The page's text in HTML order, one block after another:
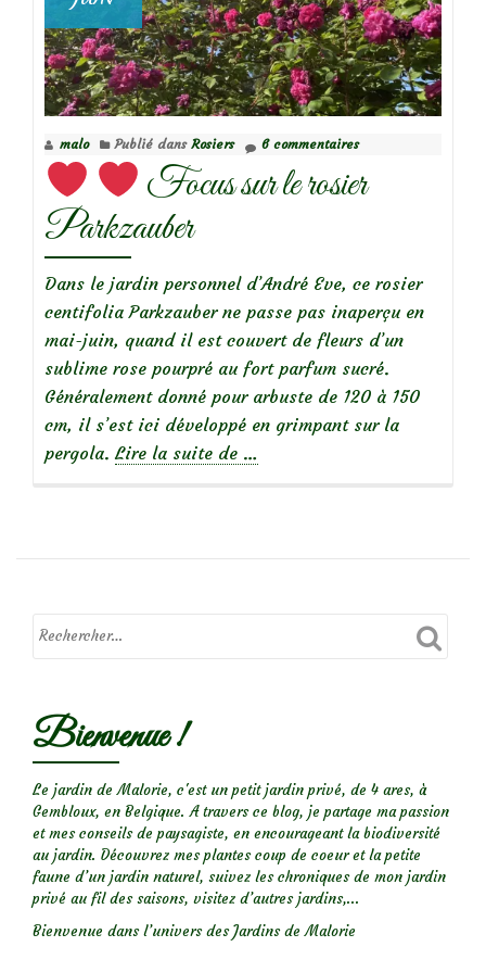
malo Publié dans Rosiers 6 commentaires
Focus sur le rosier
Parkzauber
Dans le jardin personnel d’André Eve, ce rosier
centifolia Parkzauber ne passe pas inaperçu en
mai-juin, quand il est couvert de fleurs d’un
sublime rose pourpré au fort parfum sucré.
Généralement donné pour arbuste de 120 à 150
cm, il s’est ici développé en grimpant sur la
pergola. Lire la suite de
sur
…
Bienvenue !
Le jardin de Malorie, c'est un petit jardin privé, de 4 ares, à
Gembloux, en Belgique. A travers ce blog, je partage ma passion
et mes conseils de paysagiste, en encourageant la biodiversité
au jardin. Découvrez mes plantes coup de coeur et la petite
faune d’un jardin naturel, suivez les chroniques de mon jardin
privé au fil des saisons, visitez d’autres jardins,...
Bienvenue dans l’univers des Jardins de Malorie